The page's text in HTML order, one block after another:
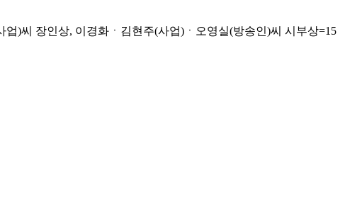
)씨 장인상, 이경화ㆍ김현주(사업)ㆍ오영실(방송인)씨 시부상=15